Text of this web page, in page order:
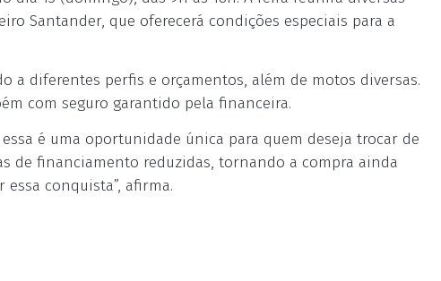
Santander, que oferecerá condições especiais para a
a diferentes perfis e orçamentos, além de motos diversas.
com seguro garantido pela financeira.
é uma oportunidade única para quem deseja trocar de
de financiamento reduzidas, tornando a compra ainda
conquista”, afirma.